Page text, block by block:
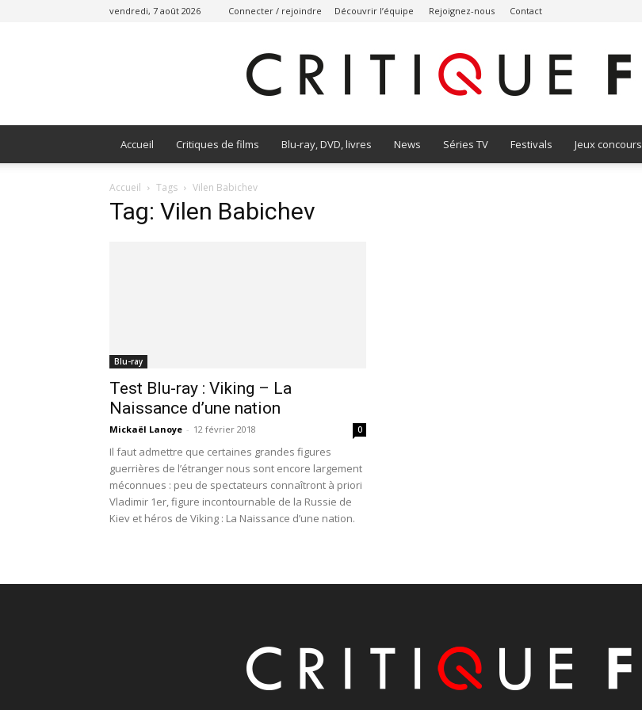
vendredi, 7 août 2026 Connecter / rejoindre Découvrir l’équipe Rejoignez-nous Contact
Accueil Critiques de films Blu-ray, DVD, livres News Séries TV Festivals Jeux concours
Accueil Tags Vilen Babichev
Tag: Vilen Babichev
Blu-ray
Test Blu-ray : Viking – La
Naissance d’une nation
Mickaël Lanoye - 12 février 2018 0
Il faut admettre que certaines grandes figures
guerrières de l’étranger nous sont encore largement
méconnues : peu de spectateurs connaîtront à priori
Vladimir 1er, figure incontournable de la Russie de
Kiev et héros de Viking : La Naissance d’une nation.